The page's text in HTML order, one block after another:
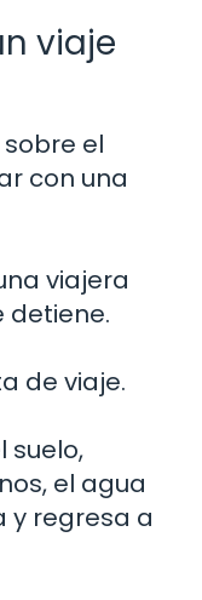
viaje
el
con una
viajera
detiene.
de viaje.
suelo,
el agua
y regresa a